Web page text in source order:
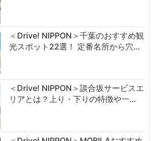
＜Drive! NIPPON＞千葉のおすすめ観
光スポット22選！ 定番名所から穴…
＜Drive! NIPPON＞談合坂サービスエ
リアとは？上り・下りの特徴や一…